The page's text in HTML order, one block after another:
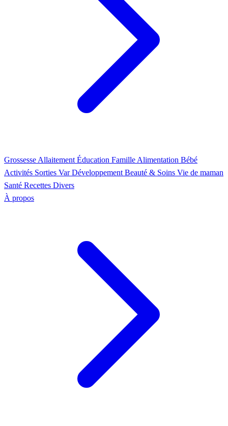
Grossesse Allaitement Éducation Famille Alimentation Bébé
Activités Sorties Var Développement Beauté & Soins Vie de maman
Santé Recettes Divers
À propos